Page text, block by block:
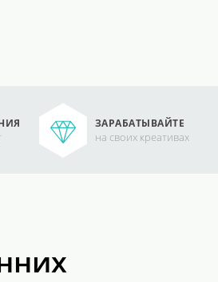
ЗАРАБАТЫВАЙТЕ
на своих креативах